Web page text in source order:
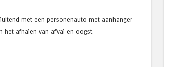
met een personenauto met aanhanger
het afhalen van afval en oogst.